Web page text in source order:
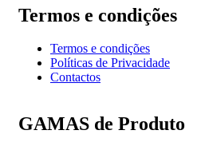
Termos e condições
Termos e condições
Políticas de Privacidade
Contactos
GAMAS de Produto